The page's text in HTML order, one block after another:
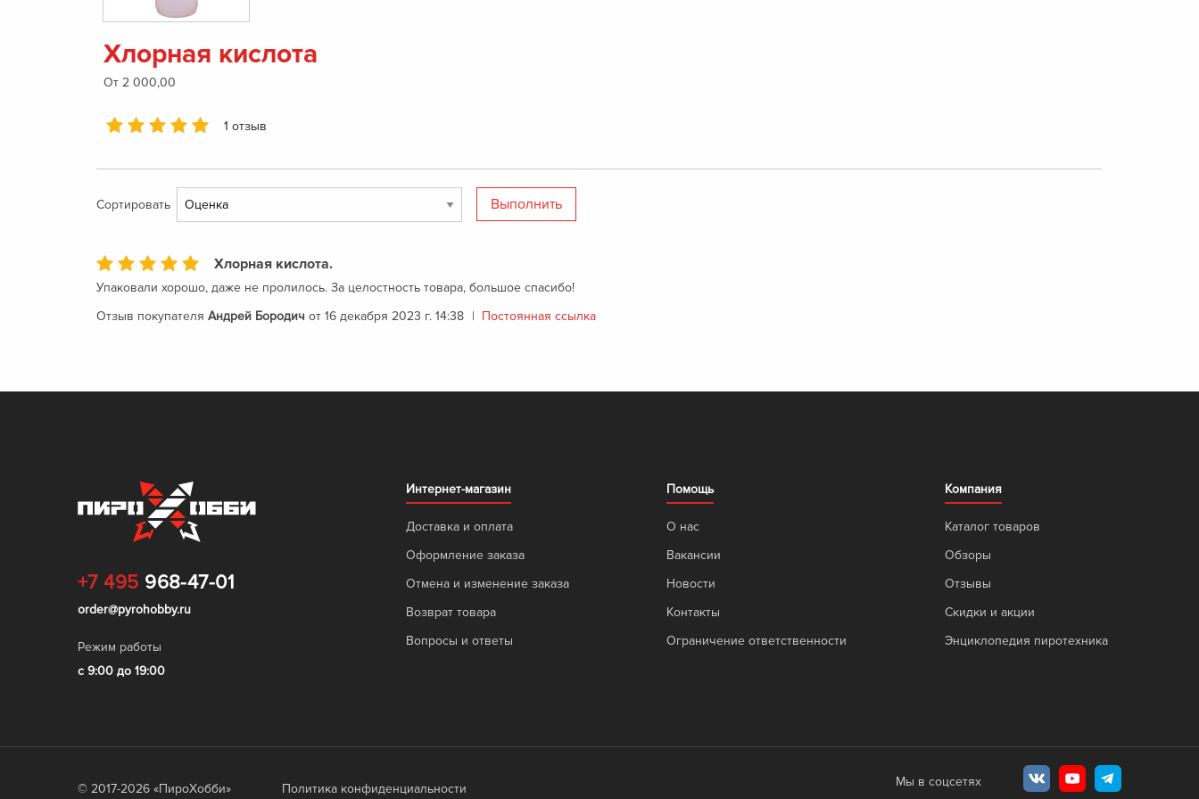
Хлорная кислота
От 2 000,00
1 отзыв
Сортировать
Хлорная кислота.
Упаковали хорошо, даже не пролилось. За целостность товара, большое спасибо!
Отзыв покупателя Андрей Бородич от 16 декабря 2023 г. 14:38 | Постоянная ссылка
+7 495 968-47-01
order@pyrohobby.ru
Режим работы
с 9:00 до 19:00
Интернет-магазин
Доставка и оплата
Оформление заказа
Отмена и изменение заказа
Возврат товара
Вопросы и ответы
Помощь
О нас
Вакансии
Новости
Контакты
Ограничение ответственности
Компания
Каталог товаров
Обзоры
Отзывы
Скидки и акции
Энциклопедия пиротехника
© 2017-2026 «ПироХобби» Политика конфиденциальности Мы в соцсетях